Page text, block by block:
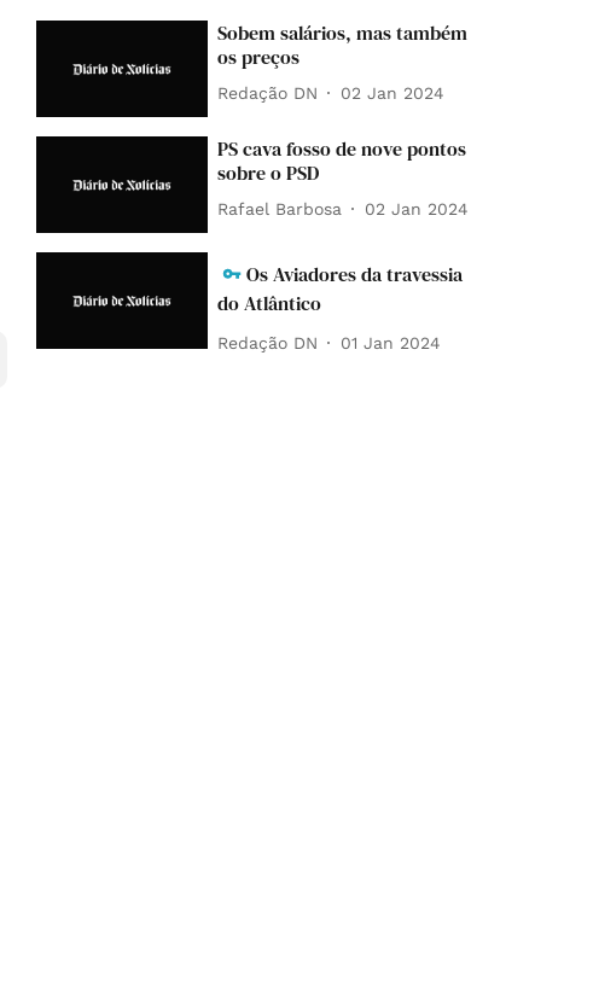
Sobem salários, mas também
os preços
Redação DN 02 Jan 2024
PS cava fosso de nove pontos
sobre o PSD
Rafael Barbosa 02 Jan 2024
Os Aviadores da travessia
do Atlântico
Redação DN 01 Jan 2024